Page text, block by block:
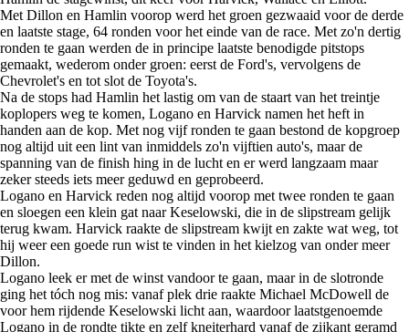
Met Dillon en Hamlin voorop werd het groen gezwaaid voor de derde
en laatste stage, 64 ronden voor het einde van de race. Met zo'n dertig
ronden te gaan werden de in principe laatste benodigde pitstops
gemaakt, wederom onder groen: eerst de Ford's, vervolgens de
Chevrolet's en tot slot de Toyota's.
Na de stops had Hamlin het lastig om van de staart van het treintje
koplopers weg te komen, Logano en Harvick namen het heft in
handen aan de kop. Met nog vijf ronden te gaan bestond de kopgroep
nog altijd uit een lint van inmiddels zo'n vijftien auto's, maar de
spanning van de finish hing in de lucht en er werd langzaam maar
zeker steeds iets meer geduwd en geprobeerd.
Logano en Harvick reden nog altijd voorop met twee ronden te gaan
en sloegen een klein gat naar Keselowski, die in de slipstream gelijk
terug kwam. Harvick raakte de slipstream kwijt en zakte wat weg, tot
hij weer een goede run wist te vinden in het kielzog van onder meer
Dillon.
Logano leek er met de winst vandoor te gaan, maar in de slotronde
ging het tóch nog mis: vanaf plek drie raakte Michael McDowell de
voor hem rijdende Keselowski licht aan, waardoor laatstgenoemde
Logano in de rondte tikte en zelf kneiterhard vanaf de zijkant geramd